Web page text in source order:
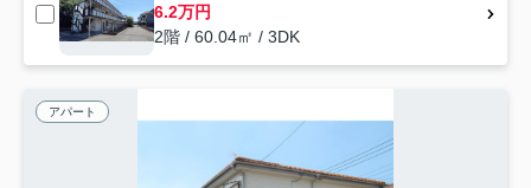
6.2万円
2階 / 60.04㎡ / 3DK
アパート